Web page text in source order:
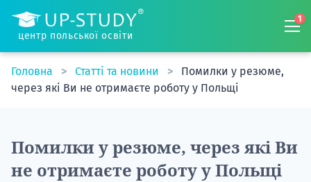
центр польської освіти
1
Головна Статті та новини
Помилки у резюме,
через які Ви не отримаєте роботу у Польщі
Помилки у резюме, через які Ви
не отримаєте роботу у Польщі